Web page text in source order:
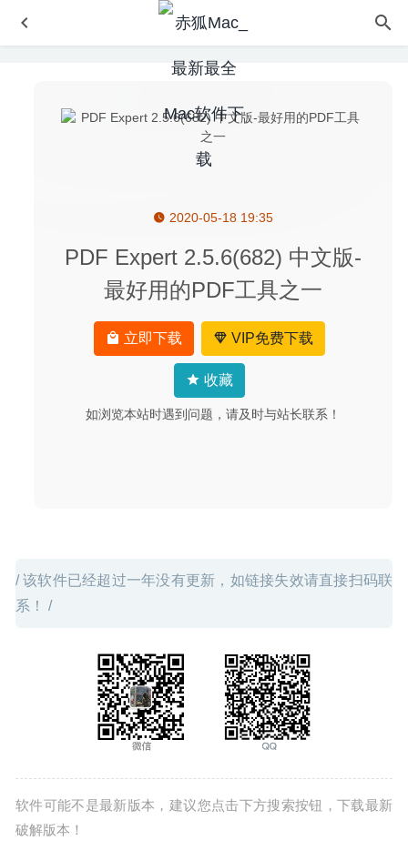
2020-05-18 19:35
PDF Expert 2.5.6(682) 中文版-
最好用的PDF工具之一
立即下载 VIP免费下载
收藏
如浏览本站时遇到问题，请及时与站长联系！
/ 该软件已经超过一年没有更新，如链接失效请直接扫码联
系！ /
软件可能不是最新版本，建议您点击下方搜索按钮，下载最新
破解版本！
Topaz Photo AI 4.0.4-专业人工智能图像AI降噪编辑软件
王国保卫战5:联盟Kingdom Rush Alliance TD 5.01.24 中文
版-经典塔防游戏 2025-07-16
Alfred 5 Powerpack 5.7.3-本地搜索及应用快速启动
Screens 5.8.12 中文版-优秀的远程桌面连接控制工具
微信小助手 2.6.4 中文版-微信登录免认证消息防撤回及微信